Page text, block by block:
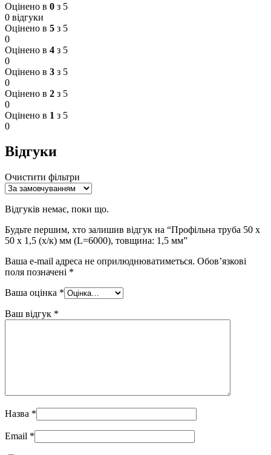
Оцінено в 0 з 5
0 відгуки
Оцінено в 5 з 5
0
Оцінено в 4 з 5
0
Оцінено в 3 з 5
0
Оцінено в 2 з 5
0
Оцінено в 1 з 5
0
Відгуки
Очистити фільтри
Відгуків немає, поки що.
Будьте першим, хто залишив відгук на “Профільна труба 50 x
50 x 1,5 (х/к) мм (L=6000), товщина: 1,5 мм”
Ваша e-mail адреса не оприлюднюватиметься. Обов’язкові
поля позначені *
Ваша оцінка *
Ваш відгук *
Назва *
Email *